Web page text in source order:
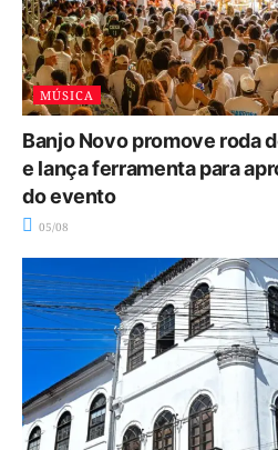
MÚSICA
Banjo Novo promove roda
e lança ferramenta para
do evento
05/08